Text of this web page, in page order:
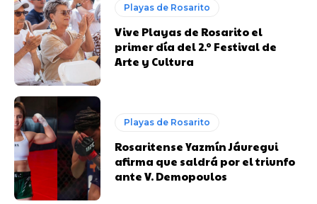
Playas de Rosarito
Vive Playas de Rosarito el
primer día del 2.º Festival de
Arte y Cultura
Playas de Rosarito
Rosaritense Yazmín Jáuregui
afirma que saldrá por el triunfo
ante V. Demopoulos